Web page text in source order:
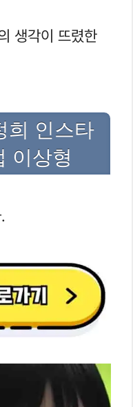
생각이 뜨렸한
희 인스타
이상형